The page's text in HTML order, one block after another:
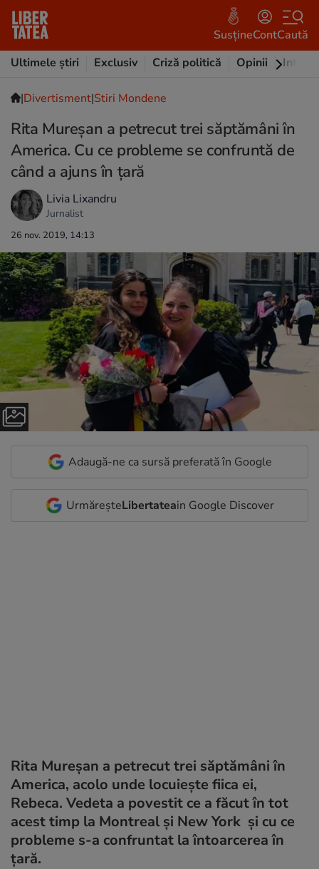
SusțineContCaută
Ultimele știri
Exclusiv Criză politică Opinii
|Divertisment|Stiri Mondene
Rita Mureşan a petrecut trei săptămâni în
America. Cu ce probleme se confruntă de
când a ajuns în țară
Livia Lixandru
Jurnalist
26 nov. 2019, 14:13
Adaugă-ne ca sursă preferată în Google
UrmăreșteLibertateain Google Discover
Rita Mureșan a petrecut trei săptămâni în
America, acolo unde locuiește fiica ei,
Rebeca. Vedeta a povestit ce a făcut în tot
acest timp la Montreal și New York și cu ce
probleme s-a confruntat la întoarcerea în
țară.